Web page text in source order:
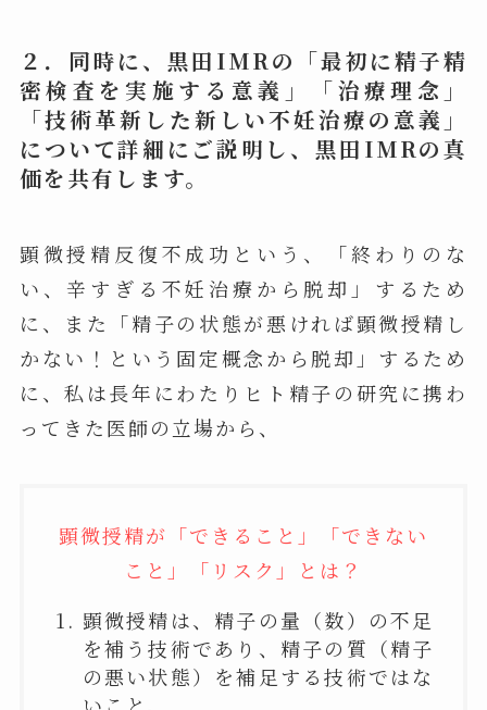
２．同時に、黒田IMRの「最初に精子精
密検査を実施する意義」「治療理念」
「技術革新した新しい不妊治療の意義」
について詳細にご説明し、黒田IMRの真
価を共有します。
顕微授精反復不成功という、「終わりのな
い、辛すぎる不妊治療から脱却」するため
に、また「精子の状態が悪ければ顕微授精し
かない！という固定概念から脱却」するため
に、私は長年にわたりヒト精子の研究に携わ
ってきた医師の立場から、
顕微授精が「できること」「できない
こと」「リスク」とは？
顕微授精は、精子の量（数）の不足
を補う技術であり、精子の質（精子
の悪い状態）を補足する技術ではな